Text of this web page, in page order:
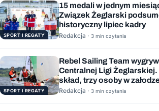
SPORT I REGATY
15 medali w jednym
Związek Żeglarski
historyczny lipiec kadry
Redakcja · 3 min czytania
SPORT I REGATY
Rebel Sailing Team
Centralnej Ligi Żeglarskiej.
skład, trzy osoby w
wygranych wyścigów
Redakcja · 3 min czytania